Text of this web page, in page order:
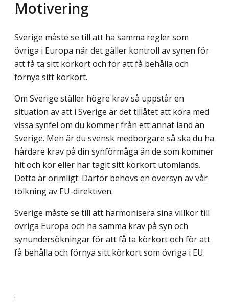
Motivering
Sverige måste se till att ha samma regler som
övriga i Europa när det gäller kontroll av synen för
att få ta sitt körkort och för att få behålla och
förnya sitt körkort.
Om Sverige ställer högre krav så uppstår en
situation av att i Sverige är det tillåtet att köra med
vissa synfel om du kommer från ett annat land än
Sverige. Men är du svensk medborgare så ska du ha
hårdare krav på din synförmåga än de som kommer
hit och kör eller har tagit sitt körkort utomlands.
Detta är orimligt. Därför behövs en översyn av vår
tolkning av EU-direktiven.
Sverige måste se till att harmonisera sina villkor till
övriga Europa och ha samma krav på syn och
synundersökningar för att få ta körkort och för att
få behålla och förnya sitt körkort som övriga i EU.
.